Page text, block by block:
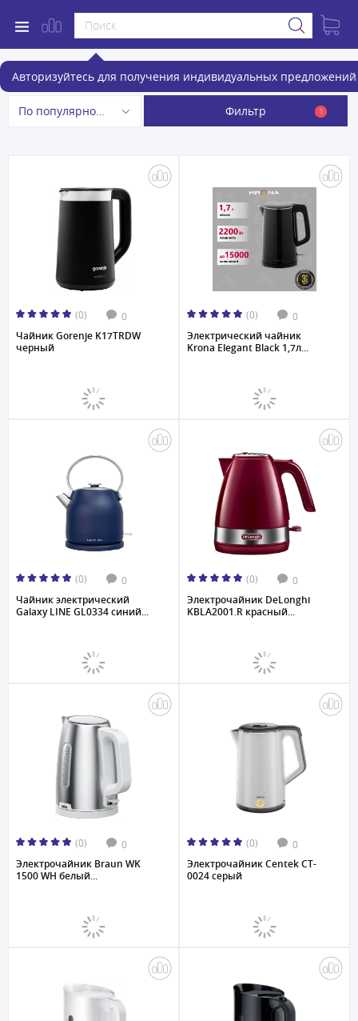
Авторизуйтесь для получения индивидуальных предложений
Электрочайники
По популярности Фильтр 1
(0) 0
Чайник Gorenje K17TRDW
черный
(0) 0
Электрический чайник
Krona Elegant Black 1,7л...
(0) 0
Чайник электрический
Galaxy LINE GL0334 синий...
(0) 0
Электрочайник DeLonghi
KBLA2001.R красный...
(0) 0
Электрочайник Braun WK
1500 WH белый...
(0) 0
Электрочайник Centek CT-
0024 серый